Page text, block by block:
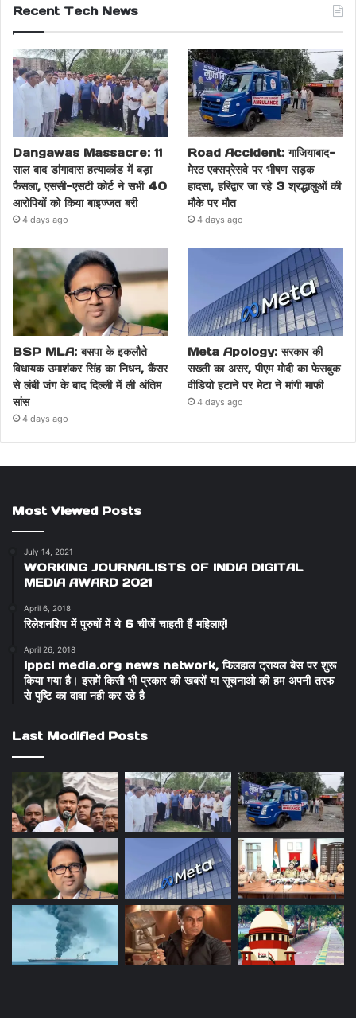
Recent Tech News
Dangawas Massacre: 11
साल बाद डांगावास हत्याकांड में बड़ा
फैसला, एससी-एसटी कोर्ट ने सभी 40
आरोपियों को किया बाइज्जत बरी
4 days ago
Road Accident: गाजियाबाद-
मेरठ एक्सप्रेसवे पर भीषण सड़क
हादसा, हरिद्वार जा रहे 3 श्रद्धालुओं की
मौके पर मौत
4 days ago
BSP MLA: बसपा के इकलौते
विधायक उमाशंकर सिंह का निधन, कैंसर
से लंबी जंग के बाद दिल्ली में ली अंतिम
सांस
4 days ago
Meta Apology: सरकार की
सख्ती का असर, पीएम मोदी का फेसबुक
वीडियो हटाने पर मेटा ने मांगी माफी
4 days ago
Most Viewed Posts
July 14, 2021
WORKING JOURNALISTS OF INDIA DIGITAL
MEDIA AWARD 2021
April 6, 2018
रिलेशनशिप में पुरुषों में ये 6 चीजें चाहती हैं महिलाएं!
April 26, 2018
ippci media.org news network, फिलहाल ट्रायल बेस पर शुरू
किया गया है। इसमें किसी भी प्रकार की खबरों या सूचनाओ की हम अपनी तरफ
से पुष्टि का दावा नही कर रहे है
Last Modified Posts